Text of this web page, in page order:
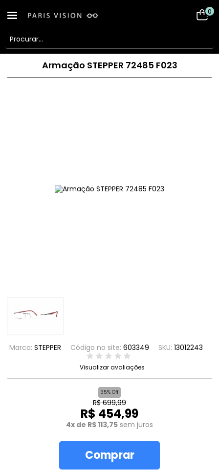
0
Armação STEPPER 72485 F023
Marca: STEPPER Código no site: 603349 SKU: 13012243
Visualizar avaliações
35% Off
R$ 699,99
R$ 454,99
4x de R$ 113,75 sem juros
Comprar